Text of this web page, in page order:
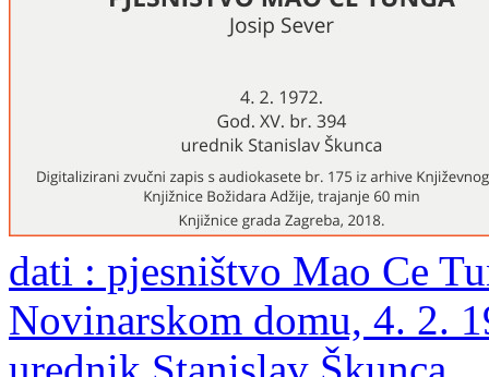
dati : pjesništvo Mao Ce
Novinarskom domu, 4. 2.